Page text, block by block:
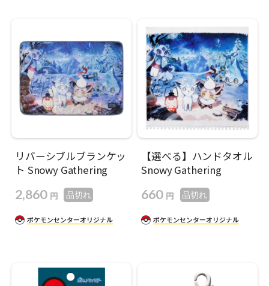
リバーシブルブランケッ
ト Snowy Gathering
2,860 円 品切れ
【選べる】ハンドタオル
Snowy Gathering
660 円 品切れ